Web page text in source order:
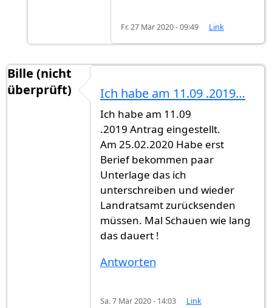
Fr. 27 Mär 2020 - 09:49 Link
Bille (nicht
überprüft)
Ich habe am 11.09 .2019…
Ich habe am 11.09
.2019 Antrag eingestellt.
Am 25.02.2020 Habe erst
Berief bekommen paar
Unterlage das ich
unterschreiben und wieder
Landratsamt zurücksenden
müssen. Mal Schauen wie lang
das dauert !
Antworten
Sa. 7 Mär 2020 - 14:03 Link